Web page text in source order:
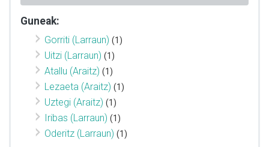
Guneak:
Gorriti (Larraun) (1)
Uitzi (Larraun) (1)
Atallu (Araitz) (1)
Lezaeta (Araitz) (1)
Uztegi (Araitz) (1)
Iribas (Larraun) (1)
Oderitz (Larraun) (1)